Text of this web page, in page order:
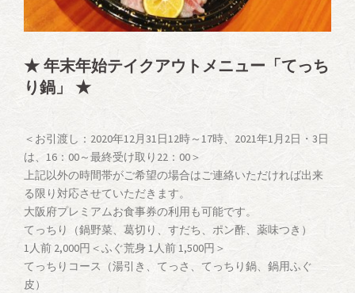
★ 年末年始テイクアウトメニュー「てっち
り鍋」 ★
＜お引渡し：2020年12月31日12時～17時、2021年1月2日・3日
は、16：00～最終受け取り22：00＞
上記以外の時間帯がご希望の場合はご連絡いただければ出来
る限り対応させていただきます。
大阪府プレミアムお食事券の利用も可能です。
てっちり（鍋野菜、葛切り、すだち、ポン酢、薬味つき）
1人前 2,000円＜ふぐ荒身 1人前 1,500円＞
てっちりコース（湯引き、てっさ、てっちり鍋、鍋用ふぐ
皮）